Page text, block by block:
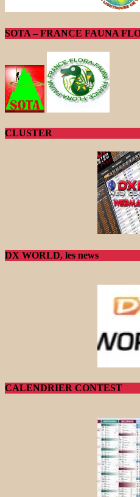
SOTA – FRANCE FAUNA
CLUSTER
DX WORLD, les news
CALENDRIER CONTEST